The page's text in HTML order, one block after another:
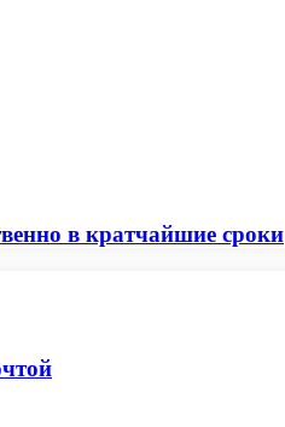
в кратчайшие сроки